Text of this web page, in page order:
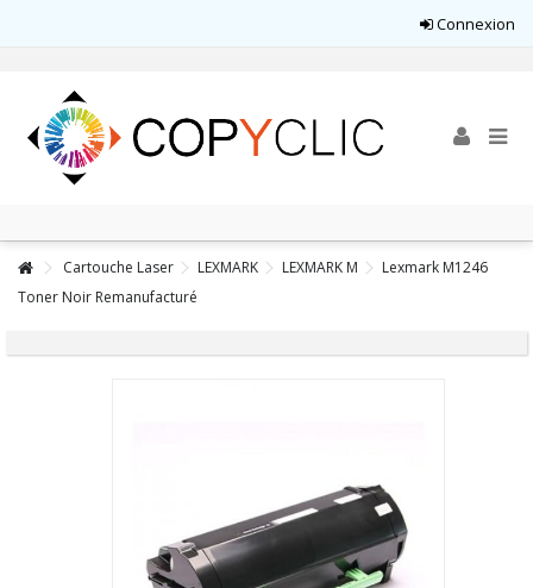
Connexion
Cartouche Laser LEXMARK LEXMARK M
Lexmark M1246
Toner Noir Remanufacturé